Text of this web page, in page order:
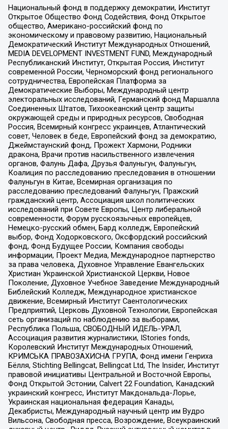
Национальный фонд в поддержку демократии, Институт
Открытое Общество Фонд Содействия, Фонд Открытое
общество, Американо-российский фонд по
экономическому и правовому развитию, Национальный
Демократический Институт Международных Отношений,
MEDIA DEVELOPMENT INVESTMENT FUND, Международный
Республиканский Институт, Открытая Россия, Институт
современной России, Черноморский фонд регионального
сотрудничества, Европейская Платформа за
Демократические Выборы, Международный центр
электоральных исследований, Германский фонд Маршалла
Соединенных Штатов, Тихоокеанский центр защиты
окружающей среды и природных ресурсов, Свободная
Россия, Всемирный конгресс украинцев, Атлантический
совет, Человек в беде, Европейский фонд за демократию,
Джеймстаунский фонд, Прожект Хармони, Родники
дракона, Врачи против насильственного извлечения
органов, Фалунь Дафа, Друзья Фалуньгун, Фалуньгун,
Коалиция по расследованию преследования в отношении
Фалуньгун в Китае, Всемирная организация по
расследованию преследований Фалуньгун, Пражский
гражданский центр, Ассоциация школ политических
исследований при Совете Европы, Центр либеральной
современности, Форум русскоязычных европейцев,
Немецко-русский обмен, Бард колледж, Европейский
выбор, Фонд Ходорковского, Оксфордский российский
фонд, Фонд Будущее России, Компания свободы
информации, Проект Медиа, Международное партнерство
за права человека, Духовное Управление Евангельских
Христиан Украинской Христианской Церкви, Новое
Поколение, Духовное Учебное Заведение Международный
Библейский Колледж, Международное христианское
движение, Всемирный Институт Саентологических
Предприятий, Церковь Духовной Технологии, Европейская
сеть организаций по наблюдению за выборами,
Республика Польша, СВОБОДНЫЙ ИДЕЛЬ-УРАЛ,
Ассоциация развития журналистики, IStories fonds,
Королевский Институт Международных Отношений,
КРИМСЬКА ПРАВОЗАХИСНА ГРУПА, Фонд имени Генриха
Бёлля, Stichting Bellingcat, Bellingcat Ltd, The Insider, Институт
правовой инициативы Центральной и Восточной Европы,
Фонд Открытой Эстонии, Calvert 22 Foundation, Канадский
украинский конгресс, Институт Макдональда-Лорье,
Украинская национальная федерация Канады,
Декабристы, Международный научный центр им Вудро
Вильсона, Свободная пресса, Возрождение, Всеукраинский